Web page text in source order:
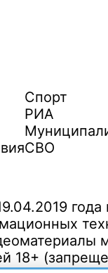
Спорт
РИА
СВО
года
18+